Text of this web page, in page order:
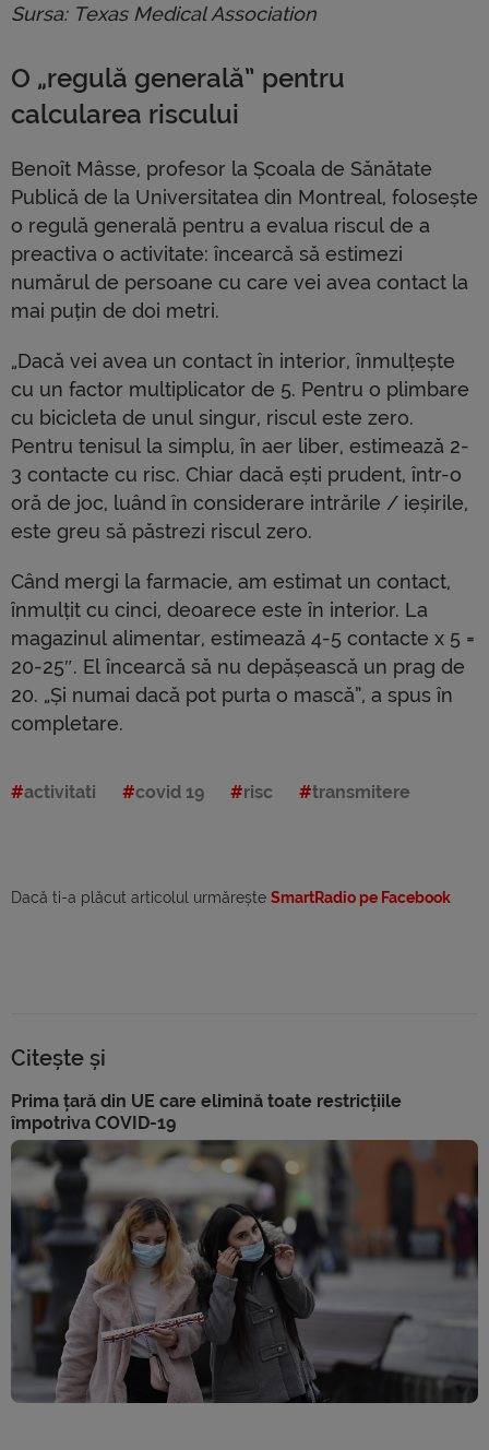
Sursa: Texas Medical Association
O „regulă generală” pentru
calcularea riscului
Benoît Mâsse, profesor la Școala de Sănătate
Publică de la Universitatea din Montreal, folosește
o regulă generală pentru a evalua riscul de a
preactiva o activitate: încearcă să estimezi
numărul de persoane cu care vei avea contact la
mai puțin de doi metri.
„Dacă vei avea un contact în interior, înmulțește
cu un factor multiplicator de 5. Pentru o plimbare
cu bicicleta de unul singur, riscul este zero.
Pentru tenisul la simplu, în aer liber, estimează 2-
3 contacte cu risc. Chiar dacă ești prudent, într-o
oră de joc, luând în considerare intrările / ieșirile,
este greu să păstrezi riscul zero.
Când mergi la farmacie, am estimat un contact,
înmulțit cu cinci, deoarece este în interior. La
magazinul alimentar, estimează 4-5 contacte x 5 =
20-25″. El încearcă să nu depășească un prag de
20. „Și numai dacă pot purta o mască”, a spus în
completare.
activitati covid 19 risc transmitere
Dacă ti-a plăcut articolul urmărește SmartRadio pe Facebook
Citește și
Prima țară din UE care elimină toate restricțiile
împotriva COVID-19